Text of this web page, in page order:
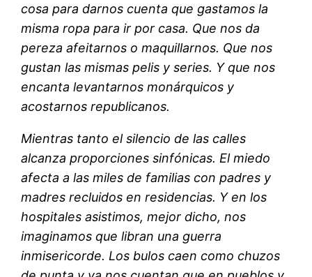
cosa para darnos cuenta que gastamos la
misma ropa para ir por casa. Que nos da
pereza afeitarnos o maquillarnos. Que nos
gustan las mismas pelis y series. Y que nos
encanta levantarnos monárquicos y
acostarnos republicanos.
Mientras tanto el silencio de las calles
alcanza proporciones sinfónicas. El miedo
afecta a las miles de familias con padres y
madres recluidos en residencias. Y en los
hospitales asistimos, mejor dicho, nos
imaginamos que libran una guerra
inmisericorde. Los bulos caen como chuzos